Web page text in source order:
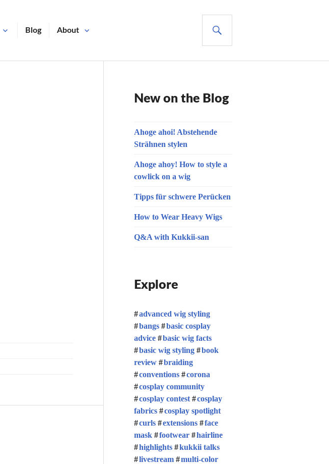
Blog About
New on the Blog
Ahoge ahoi! Abstehende
Strähnen stylen
Ahoge ahoy! How to style a
cowlick on a wig
Tipps für schwere Perücken
How to Wear Heavy Wigs
Q&A with Kukkii-san
Explore
advanced wig styling
bangs
basic cosplay
advice
basic wig facts
basic wig styling
book
review
braiding
conventions
corona
cosplay community
cosplay contest
cosplay
fabrics
cosplay spotlight
curls
extensions
face
mask
footwear
hairline
highlights
kukkii talks
livestream
multi-color